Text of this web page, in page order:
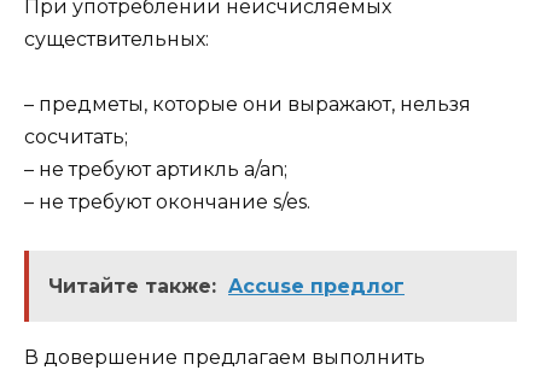
При употреблении неисчисляемых
существительных:
– предметы, которые они выражают, нельзя
сосчитать;
– не требуют артикль a/an;
– не требуют окончание s/es.
Читайте также: Accuse предлог
В довершение предлагаем выполнить